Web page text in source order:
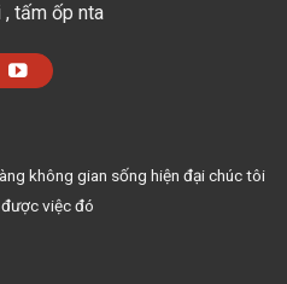
, tấm ốp nta
không gian sống hiện đại chúc tôi
việc đó